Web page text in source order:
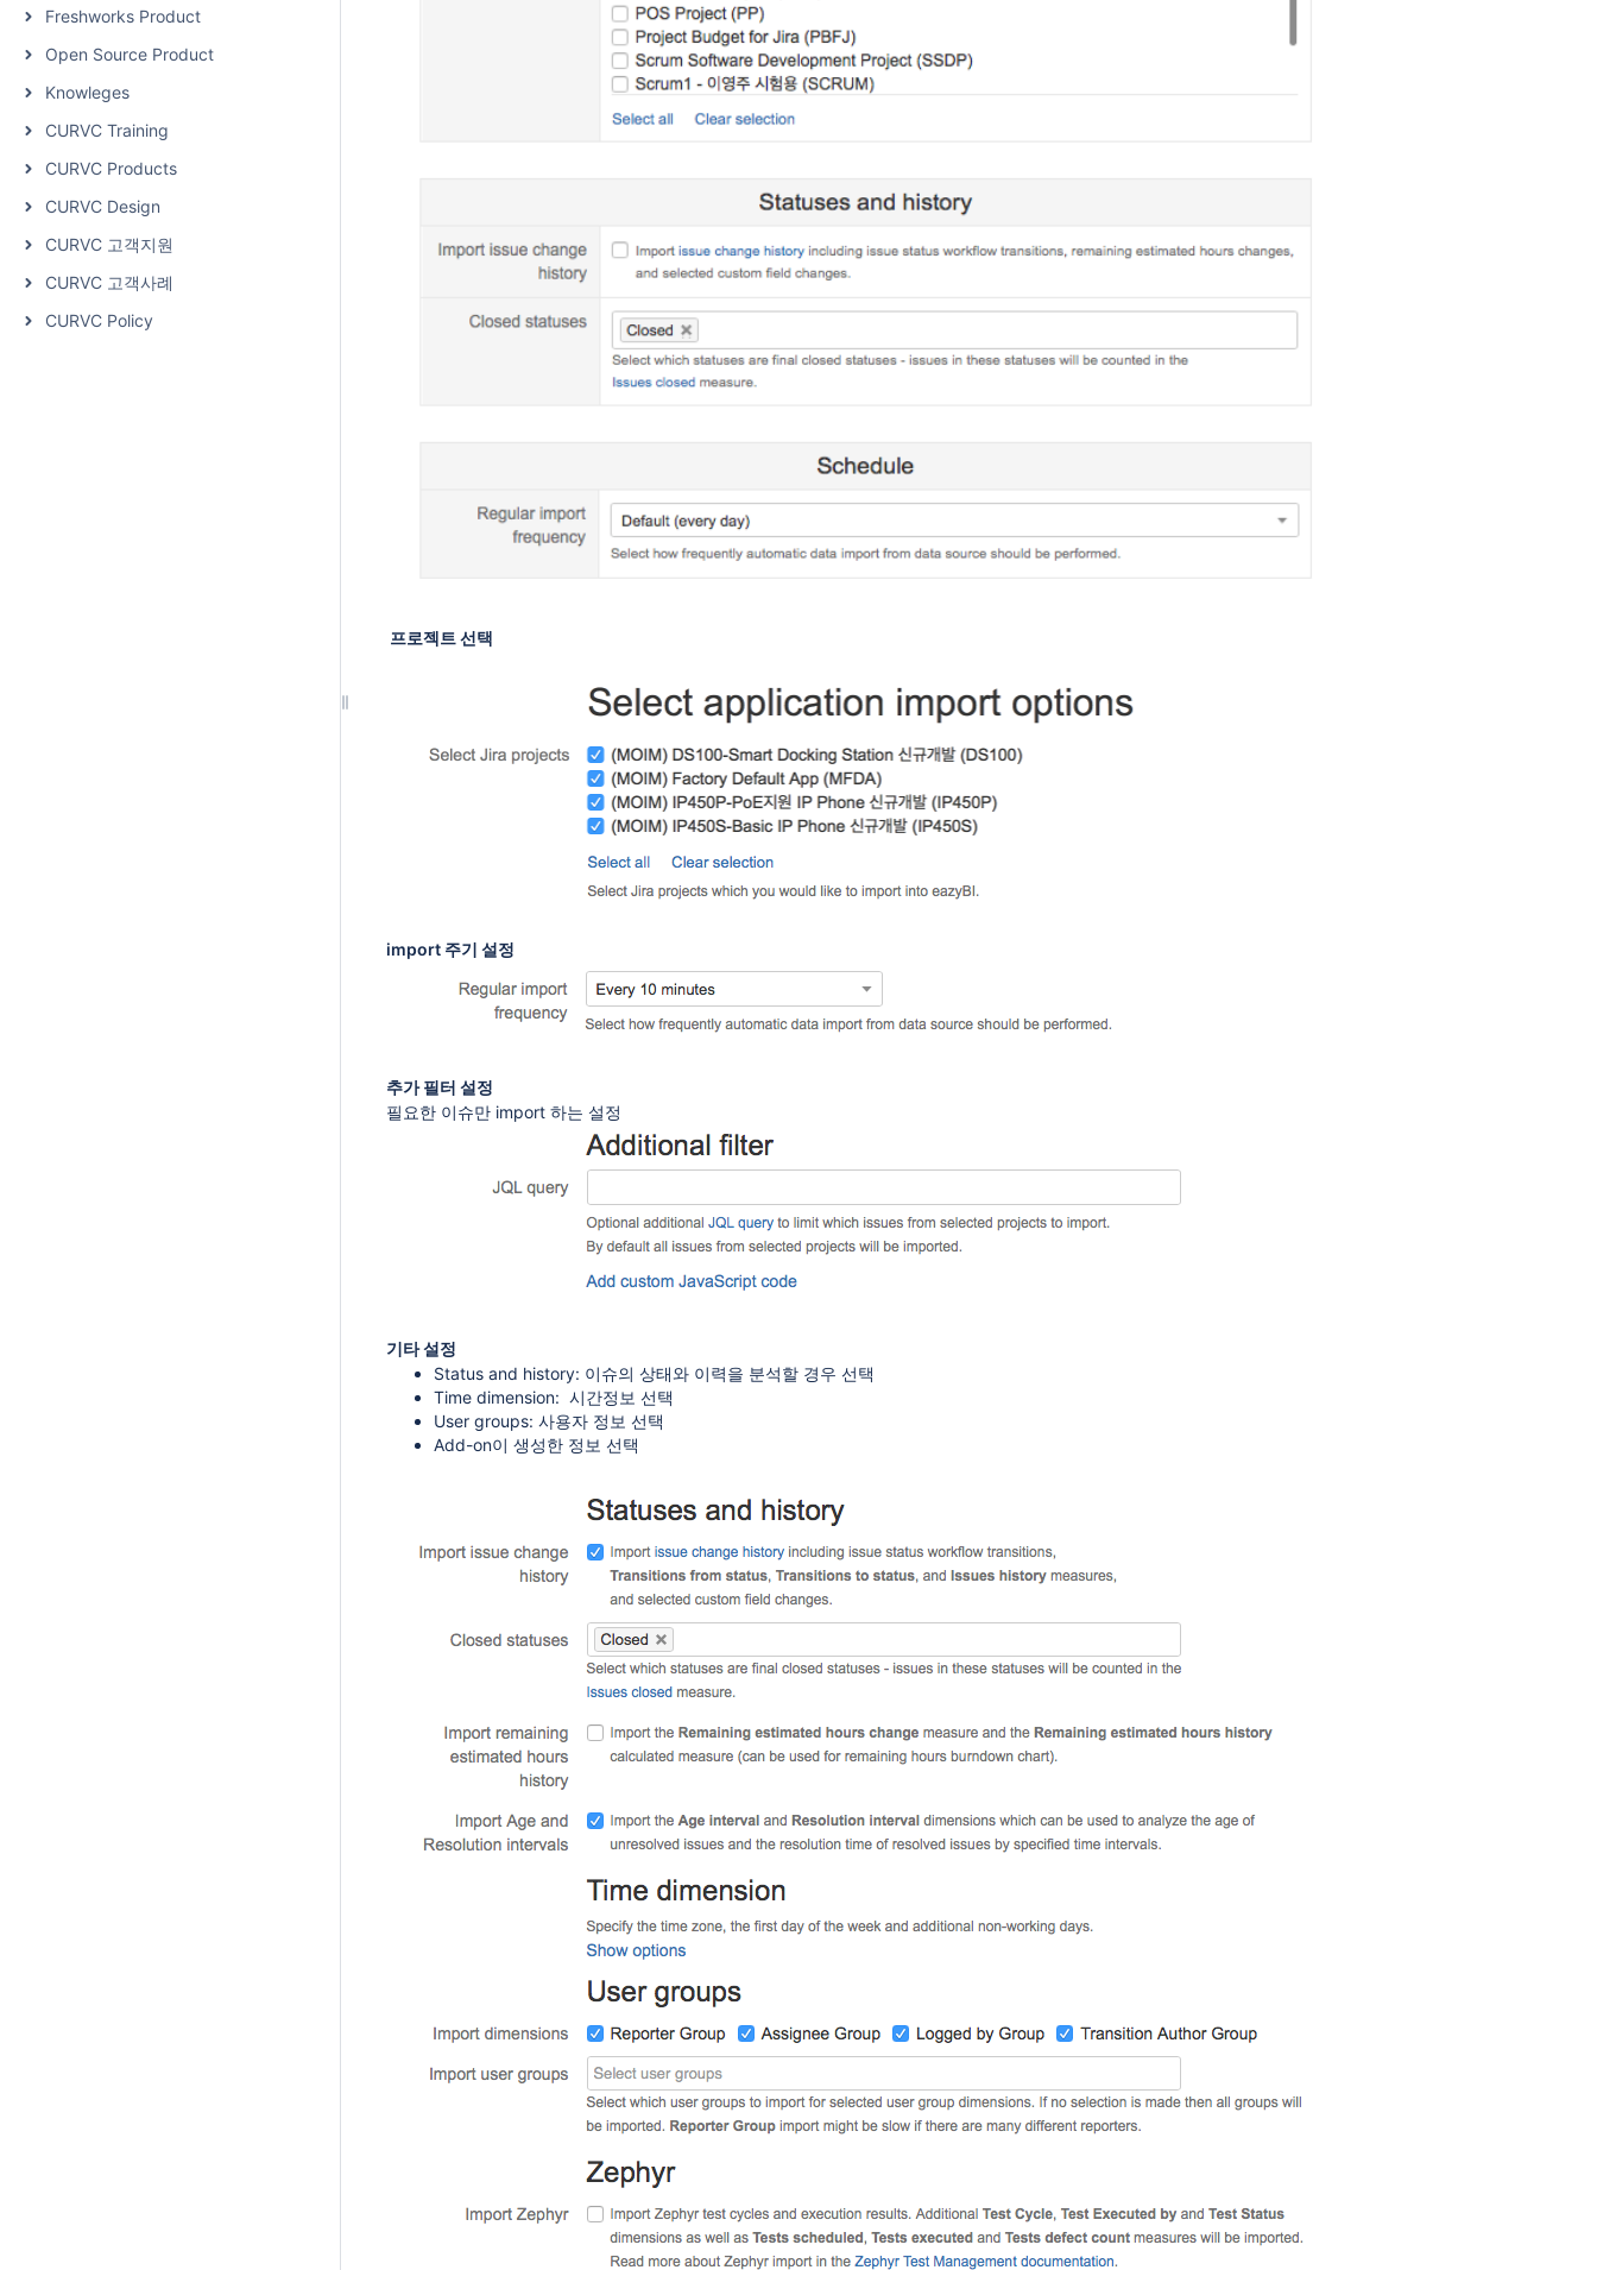
Freshworks Product
Open Source Product
Knowleges
CURVC Training
CURVC Products
CURVC Design
CURVC 고객지원
CURVC 고객사례
CURVC Policy
프로젝트 선택
import 주기 설정
추가 필터 설정
필요한 이슈만 import 하는 설정
기타 설정
Status and history: 이슈의 상태와 이력을 분석할 경우 선택
Time dimension: 시간정보 선택
User groups: 사용자 정보 선택
Add-on이 생성한 정보 선택